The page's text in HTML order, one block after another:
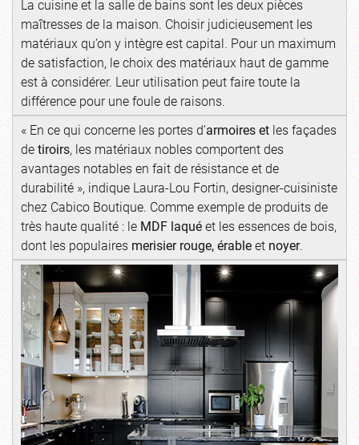
La cuisine et la salle de bains sont les deux pièces
maîtresses de la maison. Choisir judicieusement les
matériaux qu’on y intègre est capital. Pour un maximum
de satisfaction, le choix des matériaux haut de gamme
est à considérer. Leur utilisation peut faire toute la
différence pour une foule de raisons.
« En ce qui concerne les portes d’armoires et les façades
detiroirs, les matériaux nobles comportent des
avantages notables en fait de résistance et de
durabilité », indique Laura-Lou Fortin, designer-cuisiniste
chez Cabico Boutique. Comme exemple de produits de
très haute qualité : le MDF laquéet les essences de bois,
dont les populaires merisier rouge, érableet noyer.